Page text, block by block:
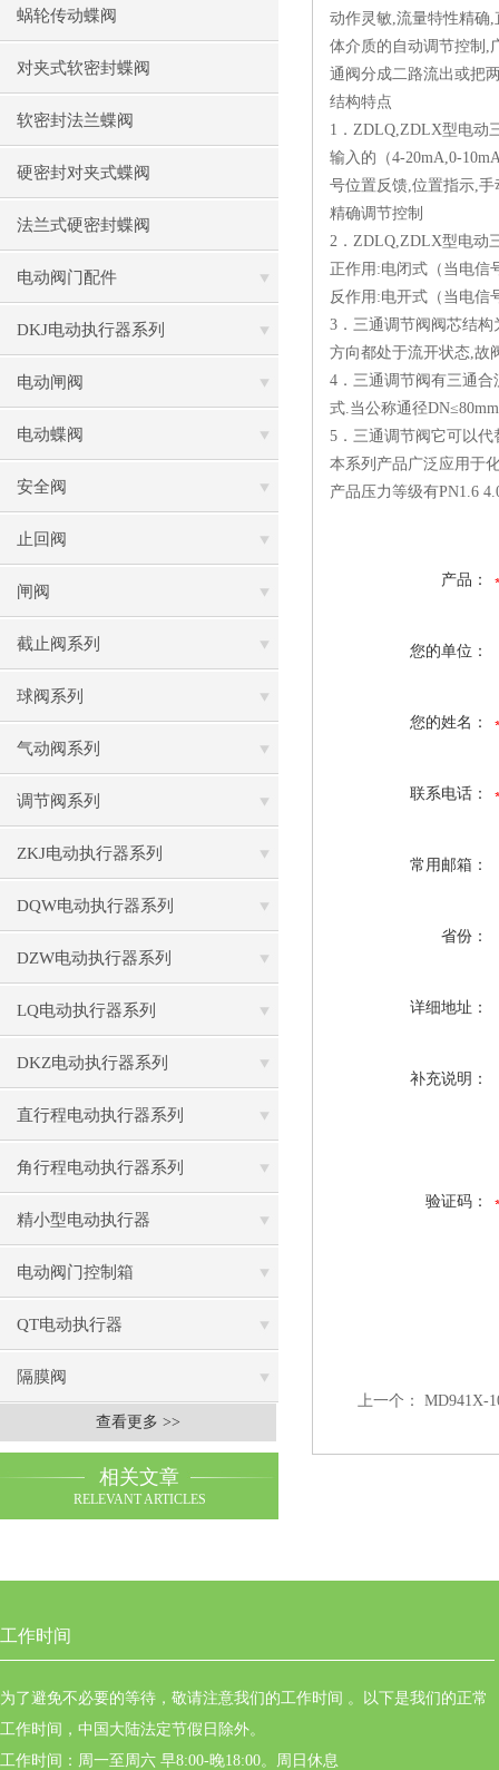
蜗轮传动蝶阀
对夹式软密封蝶阀
软密封法兰蝶阀
硬密封对夹式蝶阀
法兰式硬密封蝶阀
电动阀门配件
DKJ电动执行器系列
电动闸阀
电动蝶阀
安全阀
止回阀
闸阀
截止阀系列
球阀系列
气动阀系列
调节阀系列
ZKJ电动执行器系列
DQW电动执行器系列
DZW电动执行器系列
LQ电动执行器系列
DKZ电动执行器系列
直行程电动执行器系列
角行程电动执行器系列
精小型电动执行器
电动阀门控制箱
QT电动执行器
隔膜阀
查看更多 >>
相关文章
RELEVANT ARTICLES
动作灵敏,流量特性精确,
体介质的自动调节控制,
通阀分成二路流出或把
结构特点
1．ZDLQ,ZDLX型电动
输入的（4-20mA,0-
号位置反馈,位置指示,
精确调节控制
2．ZDLQ,ZDLX型电动
正作用:电闭式（当电信
反作用:电开式（当电信
3．三通调节阀阀芯结
方向都处于流开状态,故
4．三通调节阀有三通
式.当公称通径
5．三通调节阀它可以
本系列产品广泛应用于
产品压力等级有PN1.6
产品：
您的单位：
您的姓名：
联系电话：
常用邮箱：
省份：
详细地址：
补充说明：
验证码：
上一个： MD941X-
工作时间
为了避免不必要的等待，敬请注意我们的工作时间 。以下是我们的正常
工作时间，中国大陆法定节假日除外。
工作时间：周一至周六 早8:00-晚18:00。周日休息